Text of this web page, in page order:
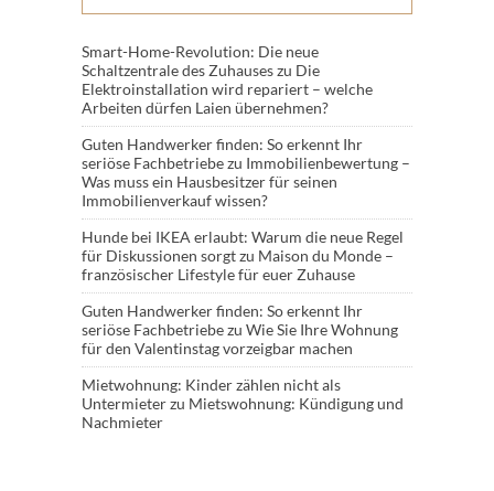
Smart-Home-Revolution: Die neue
Schaltzentrale des Zuhauseszu Die
Elektroinstallation wird repariert – welche
Arbeiten dürfen Laien übernehmen?
Guten Handwerker finden: So erkennt Ihr
seriöse Fachbetriebezu Immobilienbewertung –
Was muss ein Hausbesitzer für seinen
Immobilienverkauf wissen?
Hunde bei IKEA erlaubt: Warum die neue Regel
für Diskussionen sorgtzu Maison du Monde –
französischer Lifestyle für euer Zuhause
Guten Handwerker finden: So erkennt Ihr
seriöse Fachbetriebezu Wie Sie Ihre Wohnung
für den Valentinstag vorzeigbar machen
Mietwohnung: Kinder zählen nicht als
Untermieterzu Mietswohnung: Kündigung und
Nachmieter